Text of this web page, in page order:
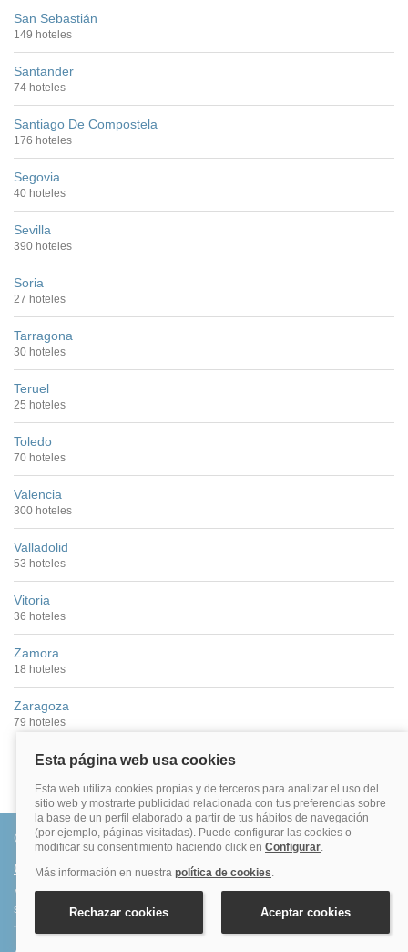
San Sebastián
149 hoteles
Santander
74 hoteles
Santiago De Compostela
176 hoteles
Segovia
40 hoteles
Sevilla
390 hoteles
Soria
27 hoteles
Tarragona
30 hoteles
Teruel
25 hoteles
Toledo
70 hoteles
Valencia
300 hoteles
Valladolid
53 hoteles
Vitoria
36 hoteles
Zamora
18 hoteles
Zaragoza
79 hoteles
Conócenos
Quiénes somos
Más de 500.000 clientes satisfechos. Confirmación inmediata, total
seguridad y garantía. Sin sorpresas.